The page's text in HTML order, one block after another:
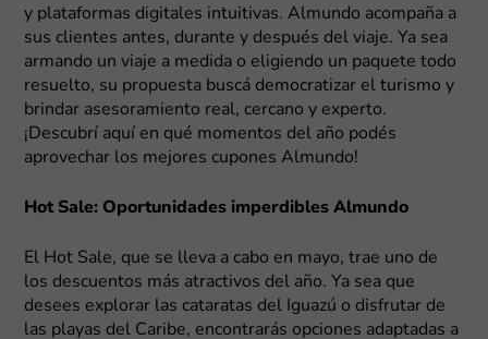
y plataformas digitales intuitivas. Almundo acompaña a
sus clientes antes, durante y después del viaje. Ya sea
armando un viaje a medida o eligiendo un paquete todo
resuelto, su propuesta buscá democratizar el turismo y
brindar asesoramiento real, cercano y experto.
¡Descubrí aquí en qué momentos del año podés
aprovechar los mejores cupones Almundo!
Hot Sale: Oportunidades imperdibles Almundo
El Hot Sale, que se lleva a cabo en mayo, trae uno de
los descuentos más atractivos del año. Ya sea que
desees explorar las cataratas del Iguazú o disfrutar de
las playas del Caribe, encontrarás opciones adaptadas a